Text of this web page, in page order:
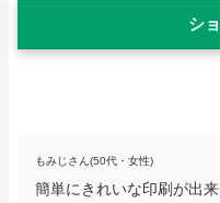
シ
もみじさん(50代・女性)
簡単にきれいな印刷が出